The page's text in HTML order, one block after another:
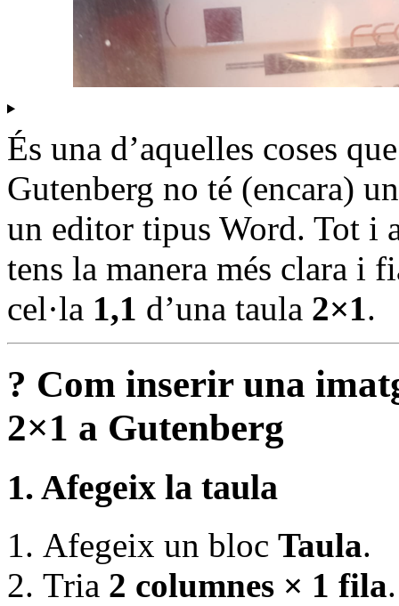
És una d’aquelles coses
Gutenberg no té (encara)
un editor tipus Word. Tot i
tens la manera més clara i
cel·la 1,1 d’una taula 2×1.
? Com inserir una
2×1 a Gutenberg
1. Afegeix la taula
Afegeix un bloc Taula.
Tria 2 columnes × 1 fila.